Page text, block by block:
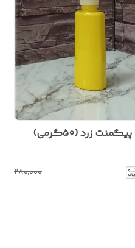
زرد (۵۰گرمی)
۲۸۰٬۰۰۰